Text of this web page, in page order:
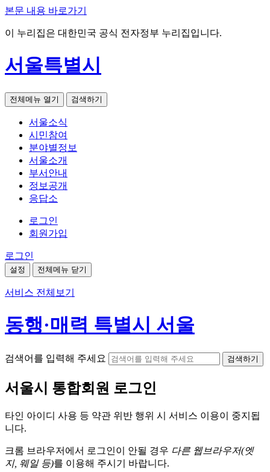
본문 내용 바로가기
이 누리집은 대한민국 공식 전자정부 누리집입니다.
서울특별시
전체메뉴 열기 검색하기
서울소식
시민참여
분야별정보
서울소개
부서안내
정보공개
응답소
로그인
회원가입
로그인
설정 전체메뉴 닫기
서비스 전체보기
동행·매력 특별시 서울
검색어를 입력해 주세요 검색하기
서울시 통합회원 로그인
타인 아이디 사용 등 약관 위반 행위 시 서비스 이용이 중지됩
니다.
크롬 브라우저에서 로그인이 안될 경우 다른 웹브라우저(엣
지, 웨일 등)를 이용해 주시기 바랍니다.